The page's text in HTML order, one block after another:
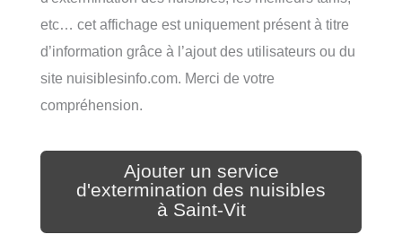
etc… cet affichage est uniquement présent à titre
d’information grâce à l’ajout des utilisateurs ou du
site nuisiblesinfo.com. Merci de votre
compréhension.
Ajouter un service
d'extermination des nuisibles
à Saint-Vit